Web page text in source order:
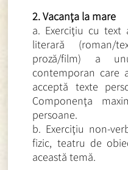
2. Vacanţa la mare
a. Exerciţiu cu text
literară (roman/
proză/film) a
contemporan care
acceptă texte
Componenţa
persoane.
b. Exerciţiu non-
fizic, teatru de
această temă.